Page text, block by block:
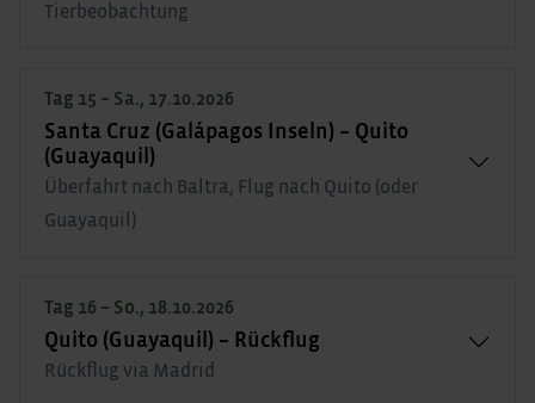
Tierbeobachtung
Tag 15 – Sa., 17.10.2026
Santa Cruz (Galápagos Inseln) – Quito
(Guayaquil)
Überfahrt nach Baltra, Flug nach Quito (oder
Guayaquil)
Tag 16 – So., 18.10.2026
Quito (Guayaquil) – Rückflug
Rückflug via Madrid